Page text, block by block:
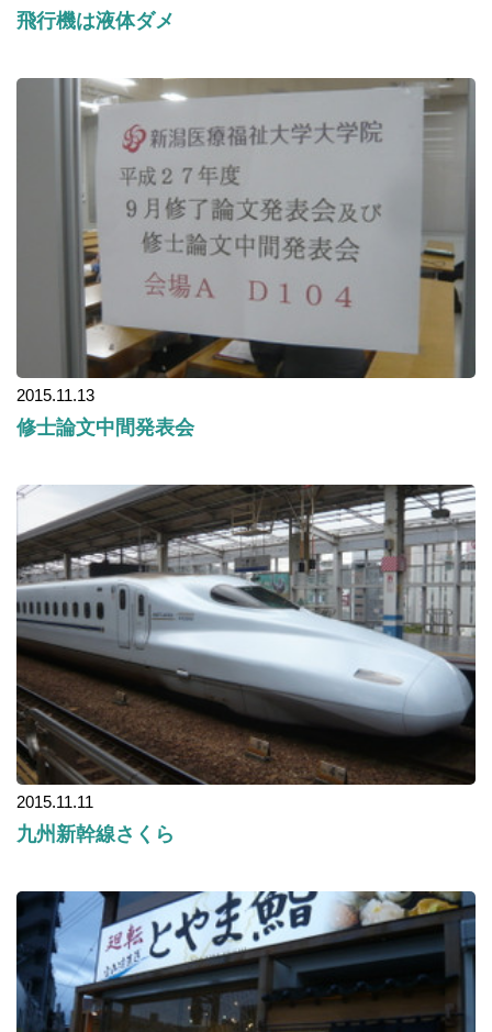
飛行機は液体ダメ
2015.11.13
修士論文中間発表会
2015.11.11
九州新幹線さくら